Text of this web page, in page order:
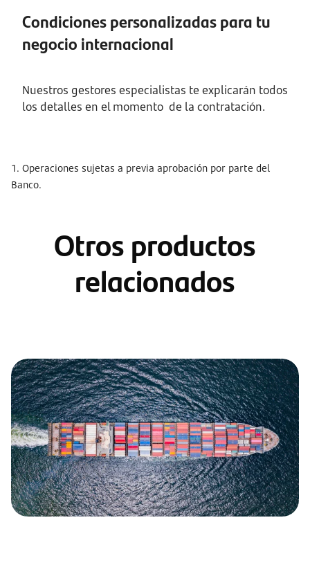
Condiciones personalizadas para tu
negocio internacional
Nuestros gestores especialistas te explicarán todos
los detalles en el momento de la contratación.
1. Operaciones sujetas a previa aprobación por parte del
Banco.
Otros productos
relacionados